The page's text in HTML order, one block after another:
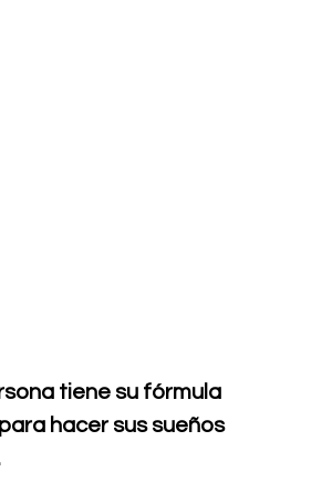
tiene su fórmula
hacer sus sueños